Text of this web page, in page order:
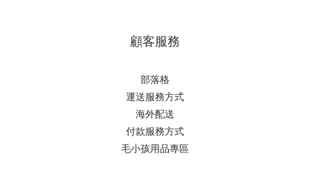
顧客服務
部落格
運送服務方式
海外配送
付款服務方式
毛小孩用品專區